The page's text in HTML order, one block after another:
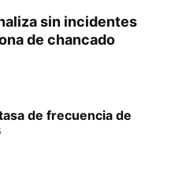
sin incidentes
de chancado
de frecuencia de